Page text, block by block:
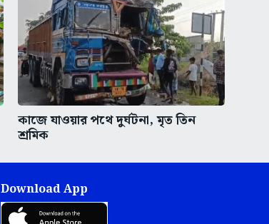
কাজে যাওয়ার পথে দুর্ঘটনা, মৃত তিন
শ্রমিক
Download App